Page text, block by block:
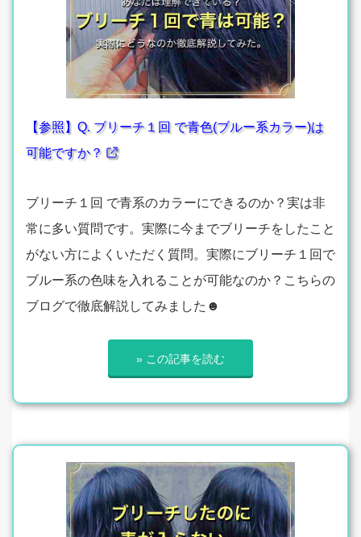
【参照】Q. ブリーチ１回 で青色(ブルー系カラー)は
可能ですか？
ブリーチ１回 で青系のカラーにできるのか？実は非
常に多い質問です。実際に今までブリーチをしたこと
がない方によくいただく質問。実際にブリーチ１回で
ブルー系の色味を入れることが可能なのか？こちらの
ブログで徹底解説してみました☻
» この記事を読む